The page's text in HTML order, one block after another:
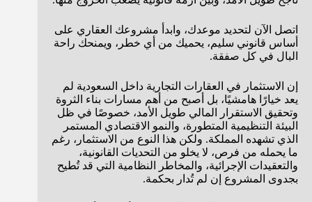
اتصل الآن لتحديد موعدك، وابدأ مشروعك العقاري على
أساس قانوني سليم، يحميك من أي خطر، ويمنحك راحة
البال في كل صفقة.
إن الاستثمار في العقارات التجارية داخل السعودية لم
يعد خيارًا هامشيًا، بل أصبح من أهم مسارات بناء الثروة
وتحقيق الاستقرار المالي طويل الأمد، خصوصًا في ظل
البيئة التنظيمية المتطورة، والنمو الاقتصادي المستمر
الذي تشهده المملكة. ولكن هذا النوع من الاستثمار، رغم
ما يحمله من فرص، لا يخلو من التحديات القانونية،
والتعقيدات الإجرائية، والمخاطر النظامية التي قد تُطيح
بجدوى المشروع إن لم تُدار بحكمة.